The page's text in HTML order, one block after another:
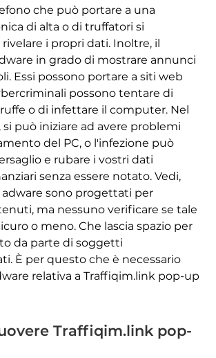
che può portare a una
di alta o di truffatori si
i propri dati. Inoltre, il
in grado di mostrare annunci
Essi possono portare a siti web
possono tentare di
o di infettare il computer. Nel
si può iniziare ad avere problemi
del PC, o l'infezione può
e rubare i vostri dati
senza essere notato. Vedi,
sono progettati per
ma nessuno verificare se tale
o meno. Che lascia spazio per
da parte di soggetti
È per questo che è necessario
relativa a Traffiqim.link pop-up
Traffiqim.link pop-